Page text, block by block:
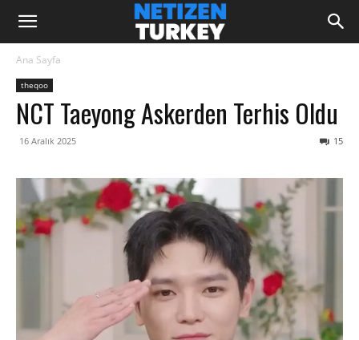
Ana Sayfa
theqoo
NCT Taeyong Askerden Terhis Oldu
16 Aralık 2025 15